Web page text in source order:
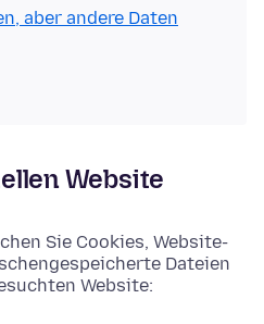
aber andere Daten
Website
Sie Cookies, Website-
Dateien
Website: